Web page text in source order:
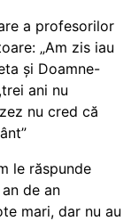
a profesorilor
„Am zis iau
și Doamne-
ani nu
nu cred că
le răspunde
de an
mari, dar nu au